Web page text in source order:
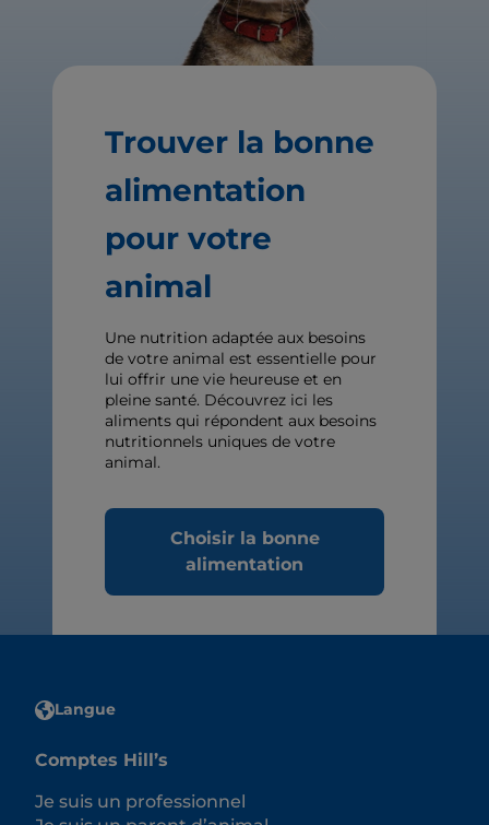
Trouver la bonne
alimentation
pour votre
animal
Une nutrition adaptée aux besoins
de votre animal est essentielle pour
lui offrir une vie heureuse et en
pleine santé. Découvrez ici les
aliments qui répondent aux besoins
nutritionnels uniques de votre
animal.
Choisir la bonne
alimentation
Langue
Comptes Hill’s
Je suis un professionnel